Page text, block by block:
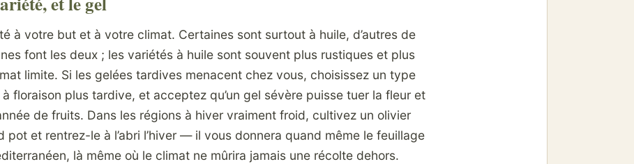
à votre but et à votre climat. Certaines sont surtout à huile, d’autres de
font les deux ; les variétés à huile sont souvent plus rustiques et plus
limite. Si les gelées tardives menacent chez vous, choisissez un type
floraison plus tardive, et acceptez qu’un gel sévère puisse tuer la fleur et
de fruits. Dans les régions à hiver vraiment froid, cultivez un olivier
pot et rentrez-le à l’abri l’hiver — il vous donnera quand même le feuillage
là même où le climat ne mûrira jamais une récolte dehors.